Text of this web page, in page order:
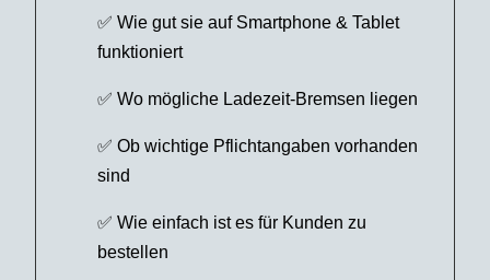
✅ Wie gut sie auf Smartphone & Tablet
funktioniert
✅ Wo mögliche Ladezeit-Bremsen liegen
✅ Ob wichtige Pflichtangaben vorhanden
sind
✅ Wie einfach ist es für Kunden zu
bestellen